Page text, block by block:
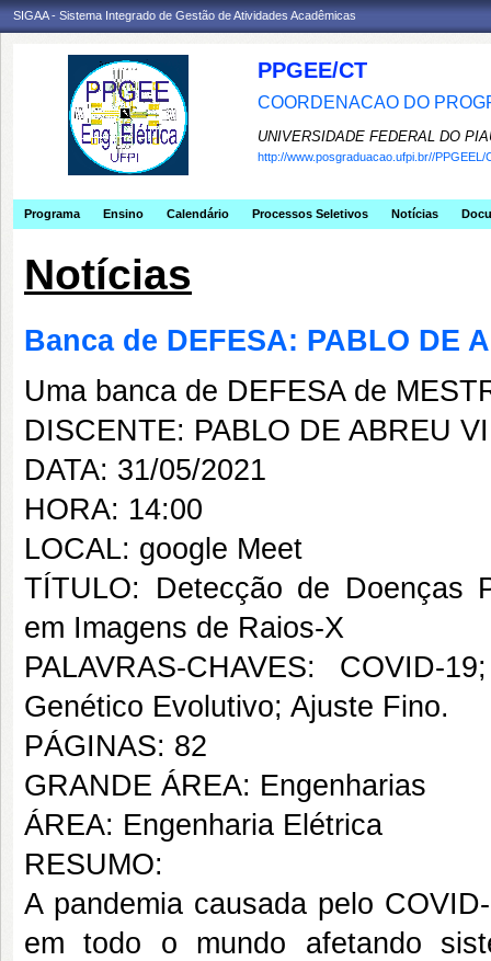
SIGAA - Sistema Integrado de Gestão de Atividades Acadêmicas
PPGEE/CT
COORDENACAO DO
UNIVERSIDADE FEDERAL DO
http://www.posgraduacao.ufpi.br//PPGEEL/
Programa Ensino Calendário Processos Seletivos Notícias
Notícias
Banca de DEFESA: PABLO DE
Uma banca de DEFESA de
DISCENTE: PABLO DE ABREU
DATA: 31/05/2021
HORA: 14:00
LOCAL: google Meet
TÍTULO: Detecção de Doenças
em Imagens de Raios-X
PALAVRAS-CHAVES: COVID-
Genético Evolutivo; Ajuste Fino.
PÁGINAS: 82
GRANDE ÁREA: Engenharias
ÁREA: Engenharia Elétrica
RESUMO:
A pandemia causada pelo
em todo o mundo afetando